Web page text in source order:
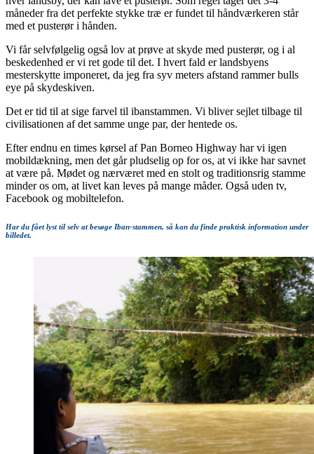
måneder fra det perfekte stykke træ er fundet til håndværkeren står
med et pusterør i hånden.
Vi får selvfølgelig også lov at prøve at skyde med pusterør, og i al
beskedenhed er vi ret gode til det. I hvert fald er landsbyens
mesterskytte imponeret, da jeg fra syv meters afstand rammer bulls
eye på skydeskiven.
Det er tid til at sige farvel til ibanstammen. Vi bliver sejlet tilbage til
civilisationen af det samme unge par, der hentede os.
Efter endnu en times kørsel af Pan Borneo Highway har vi igen
mobildækning, men det går pludselig op for os, at vi ikke har savnet
at være på. Mødet og nærværet med en stolt og traditionsrig stamme
minder os om, at livet kan leves på mange måder. Også uden tv,
Facebook og mobiltelefon.
Har du fået lyst til selv at besøge Iban-stammen, så kan du finde praktisk information under
billedet.